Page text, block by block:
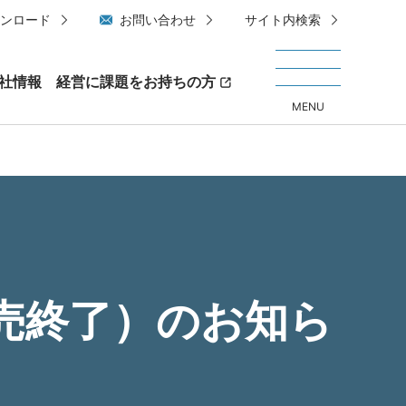
ロード お問い合わせ サイト内検索
情報 経営に課題をお持ちの方
MENU
終了）のお知ら